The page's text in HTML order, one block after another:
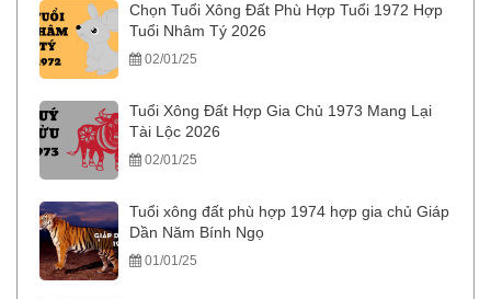
Chọn Tuổi Xông Đất Phù Hợp Tuổi 1972 Hợp
Tuổi Nhâm Tý 2026
02/01/25
Tuổi Xông Đất Hợp Gia Chủ 1973 Mang Lại
Tài Lộc 2026
02/01/25
Tuổi xông đất phù hợp 1974 hợp gia chủ Giáp
Dần Năm Bính Ngọ
01/01/25